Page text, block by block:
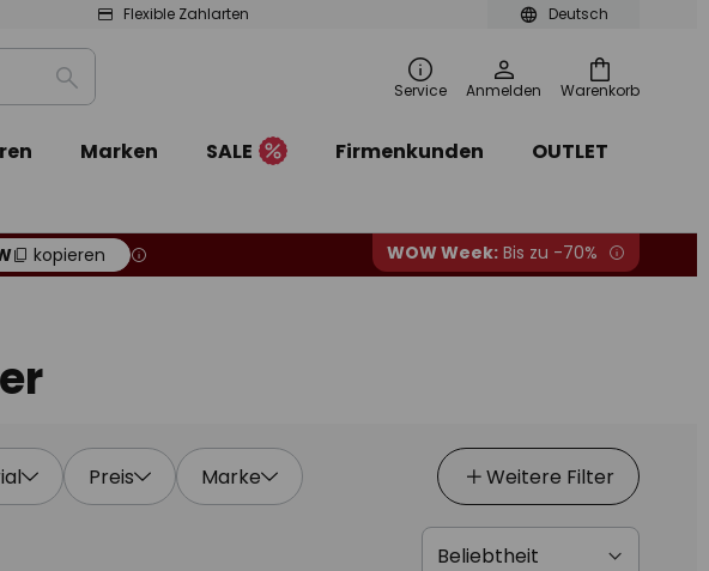
Deutsch
Flexible Zahlarten
Warenkorb
Suche Service Anmelden
Marken SALE Firmenkunden
OUTLET
kopieren WOW Week: Bis zu -70%
Preis Marke Weitere Filter